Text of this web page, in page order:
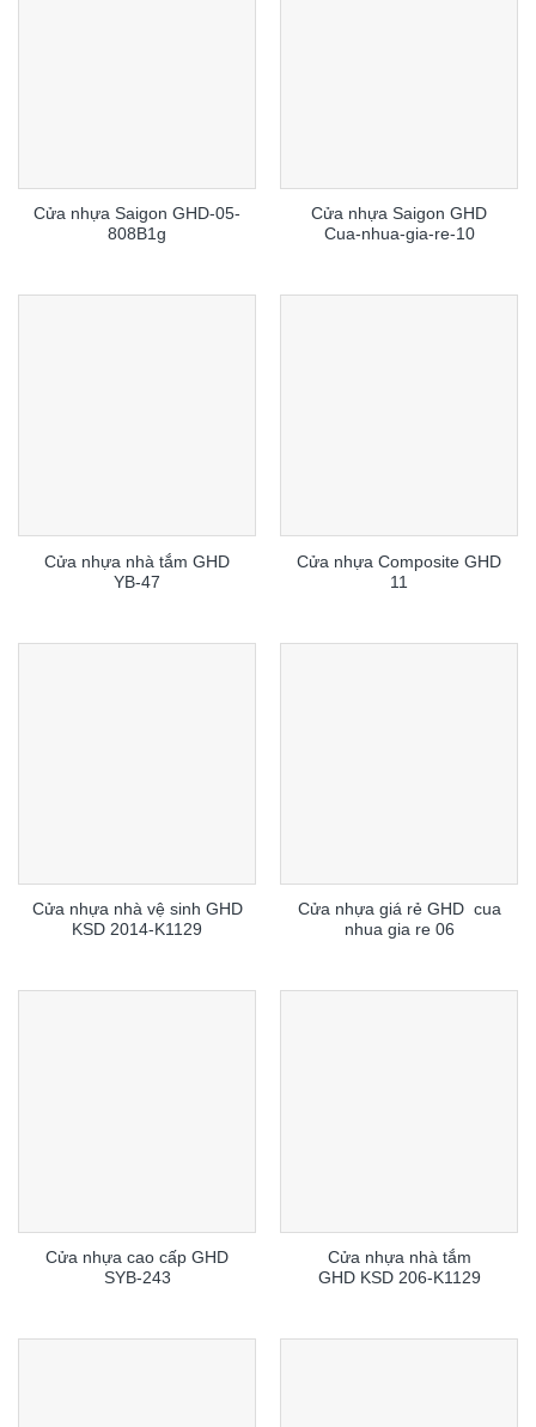
Cửa nhựa Saigon GHD-05-
808B1g
Cửa nhựa Saigon GHD
Cua-nhua-gia-re-10
Cửa nhựa nhà tắm GHD
YB-47
Cửa nhựa Composite GHD
11
Cửa nhựa nhà vệ sinh GHD
KSD 2014-K1129
Cửa nhựa giá rẻ GHD cua
nhua gia re 06
Cửa nhựa cao cấp GHD
SYB-243
Cửa nhựa nhà tắm
GHD KSD 206-K1129